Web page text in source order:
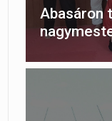
Abasáron